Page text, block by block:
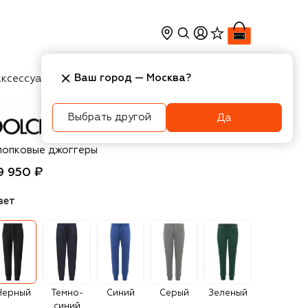
Косметика Интерьер
& Gabbana
джоггеры
950 ₽
Темно-
Синий Серый Зеленый
Ваш город — Москва?
Выбрать другой Да